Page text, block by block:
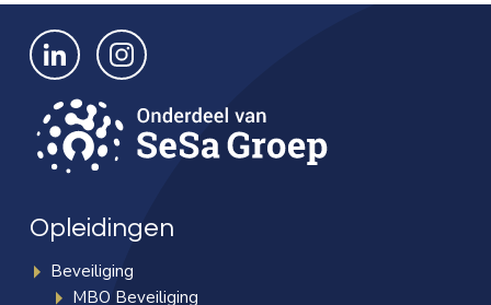
Bekijk ons op LinkedIn Bekijk ons op Instagram
Opleidingen
Beveiliging
MBO Beveiliging